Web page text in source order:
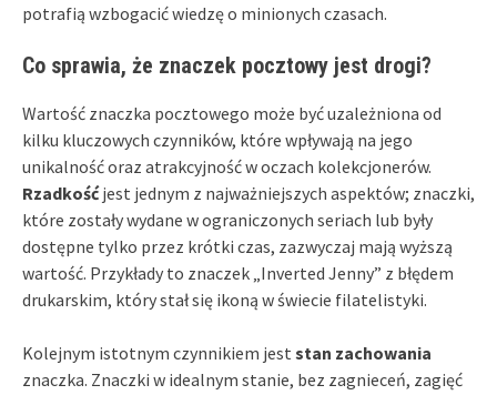
potrafią wzbogacić wiedzę o minionych czasach.
Co sprawia, że znaczek pocztowy jest drogi?
Wartość znaczka pocztowego może być uzależniona od
kilku kluczowych czynników, które wpływają na jego
unikalność oraz atrakcyjność w oczach kolekcjonerów.
Rzadkośćjest jednym z najważniejszych aspektów; znaczki,
które zostały wydane w ograniczonych seriach lub były
dostępne tylko przez krótki czas, zazwyczaj mają wyższą
wartość. Przykłady to znaczek „Inverted Jenny” z błędem
drukarskim, który stał się ikoną w świecie filatelistyki.
Kolejnym istotnym czynnikiem jest stan zachowania
znaczka. Znaczki w idealnym stanie, bez zagnieceń, zagięć